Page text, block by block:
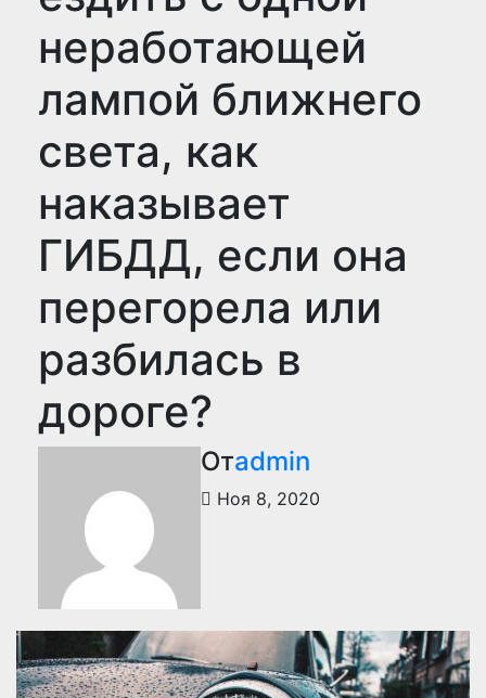
неработающей
лампой ближнего
света, как
наказывает
ГИБДД, если она
перегорела или
разбилась в
дороге?
Отadmin
Ноя 8, 2020